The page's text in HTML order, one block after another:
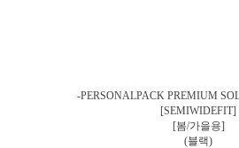
-PERSONALPACK PREMIUM
[SEMIWIDEFIT]
[봄/가을용]
(블랙)